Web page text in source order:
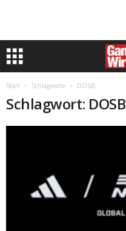
Start Schlagworte DOSB
Schlagwort: DOSB